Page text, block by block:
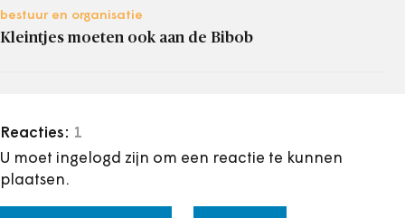
bestuur en organisatie
Kleintjes moeten ook aan de Bibob
Reacties: 1
U moet ingelogd zijn om een reactie te kunnen
plaatsen.